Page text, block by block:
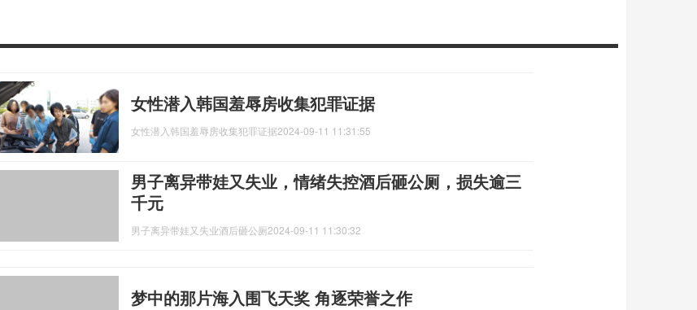
女性潜入韩国羞辱房收集犯罪证据
女性潜入韩国羞辱房收集犯罪证据2024-09-11 11:31:55
男子离异带娃又失业，情绪失控酒后砸公厕，损失逾三
千元
男子离异带娃又失业酒后砸公厕2024-09-11 11:30:32
梦中的那片海入围飞天奖 角逐荣誉之作